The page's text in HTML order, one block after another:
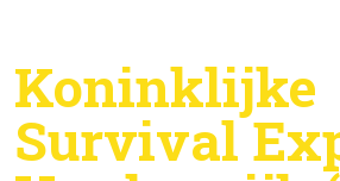
Koninklijke
Survival